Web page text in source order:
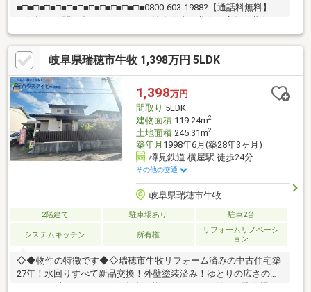
■□■□■□■□■□■□■□■□■□■□■□■0800-603-1988?【通話料無料】へ
看板・黄色い車を見かけたことありませんか。私たちが美濃善不
動産です！岐阜を知っている岐阜の不動産エキスパート！土地探
しも住まい探しも建築も不動産のことならお任せ下さい。■売買
保有物件1000件以上！
岐阜県瑞穂市牛牧 1,398万円 5LDK
1,398万円
間取り 5LDK
建物面積119.24m2
土地面積245.31m2
築年月 1998年6月(築28年3ヶ月)
樽見鉄道 横屋駅 徒歩24分
その他の交通
岐阜県瑞穂市牛牧
2階建て 駐車場あり 駐車2台
システムキッチン 所有権
リフォームリノベーシ
ョン
◇◆物件の特徴です◆◇瑞穂市牛牧リフォーム済みの中古住宅築
27年！水回りすべて新品交換！外壁塗装済み！ゆとりの広さの